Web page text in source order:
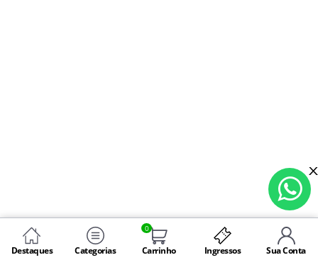
Destaques Categorias
0
Carrinho Ingressos Sua Conta